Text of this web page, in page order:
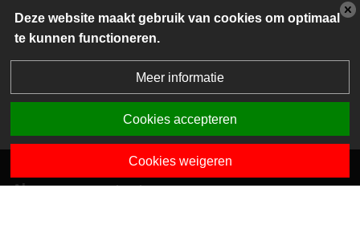
Algemene contactgegevens
Deze website maakt gebruik van cookies om optimaal
te kunnen functioneren.
Meer informatie
Cookies accepteren
Cookies weigeren